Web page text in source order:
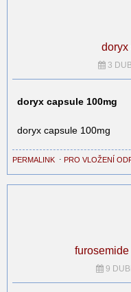
doryx
3
doryx capsule 100mg
doryx capsule 100mg
PERMALINK ⋅ PRO VLOŽENÍ
9